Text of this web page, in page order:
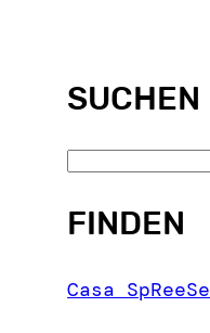
SUCHEN
a
c
FINDEN
Casa SpReeSe